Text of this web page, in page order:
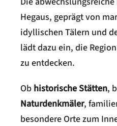
Hegaus, geprägt von
idyllischen Tälern und
lädt dazu ein, die
zu entdecken.
Ob historische Stätten,
Naturdenkmäler,
besondere Orte zum